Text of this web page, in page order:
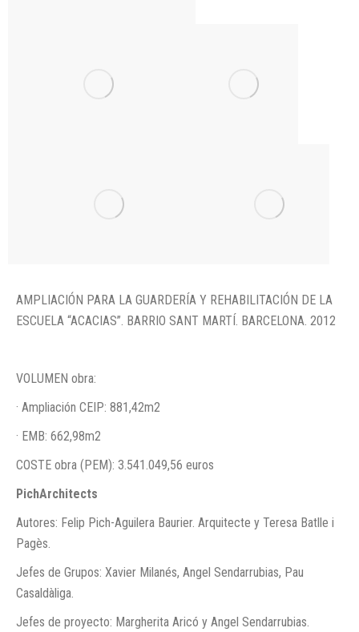
AMPLIACIÓN PARA LA GUARDERÍA Y REHABILITACIÓN DE LA
ESCUELA “ACACIAS”. BARRIO SANT MARTÍ. BARCELONA. 2012
VOLUMEN obra:
· Ampliación CEIP: 881,42m2
· EMB: 662,98m2
COSTE obra (PEM): 3.541.049,56 euros
PichArchitects
Autores: Felip Pich-Aguilera Baurier. Arquitecte y Teresa Batlle i
Pagès.
Jefes de Grupos: Xavier Milanés, Angel Sendarrubias, Pau
Casaldàliga.
Jefes de proyecto: Margherita Aricó y Angel Sendarrubias.